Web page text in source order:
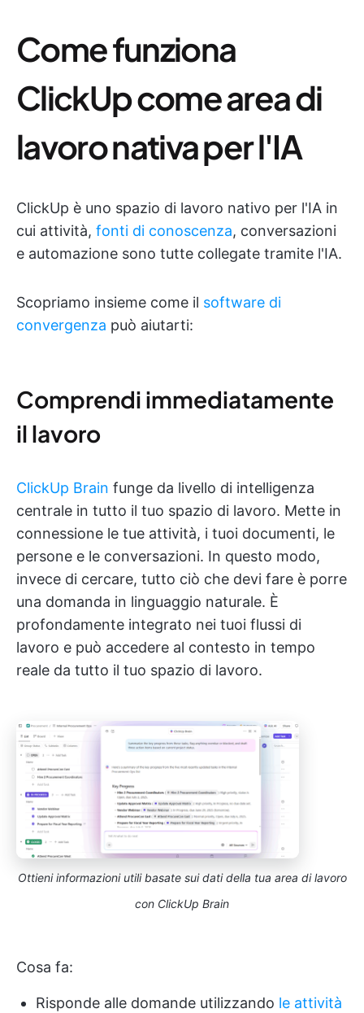
Come funziona
ClickUp come area di
lavoro nativa per l'IA
ClickUp è uno spazio di lavoro nativo per l'IA in
cui attività, fonti di conoscenza, conversazioni
e automazione sono tutte collegate tramite l'IA.
Scopriamo insieme come il software di
convergenza può aiutarti:
Comprendi immediatamente
il lavoro
ClickUp Brain funge da livello di intelligenza
centrale in tutto il tuo spazio di lavoro. Mette in
connessione le tue attività, i tuoi documenti, le
persone e le conversazioni. In questo modo,
invece di cercare, tutto ciò che devi fare è porre
una domanda in linguaggio naturale. È
profondamente integrato nei tuoi flussi di
lavoro e può accedere al contesto in tempo
reale da tutto il tuo spazio di lavoro.
Ottieni informazioni utili basate sui dati della tua area di lavoro
con ClickUp Brain
Cosa fa:
Risponde alle domande utilizzando le attività